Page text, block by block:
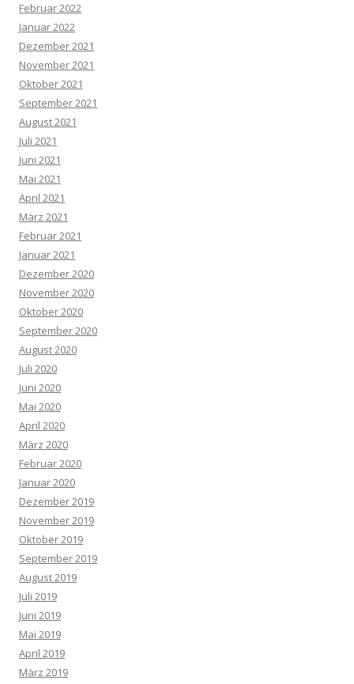
Februar 2022
Januar 2022
Dezember 2021
November 2021
Oktober 2021
September 2021
August 2021
Juli 2021
Juni 2021
Mai 2021
April 2021
März 2021
Februar 2021
Januar 2021
Dezember 2020
November 2020
Oktober 2020
September 2020
August 2020
Juli 2020
Juni 2020
Mai 2020
April 2020
März 2020
Februar 2020
Januar 2020
Dezember 2019
November 2019
Oktober 2019
September 2019
August 2019
Juli 2019
Juni 2019
Mai 2019
April 2019
März 2019